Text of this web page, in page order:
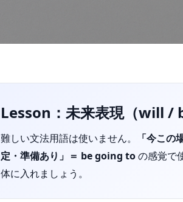
Lesson：未来表現（will /
難しい文法用語は使いません。 「今こ
定・準備あり」＝ be going toの感覚で
体に入れましょう。